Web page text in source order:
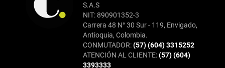
S.A.S
NIT: 890901352-3
Carrera 48 N° 30 Sur - 119, Envigado,
Antioquia, Colombia.
CONMUTADOR:(57) (604) 3315252
ATENCIÓN AL CLIENTE:(57) (604)
3393333